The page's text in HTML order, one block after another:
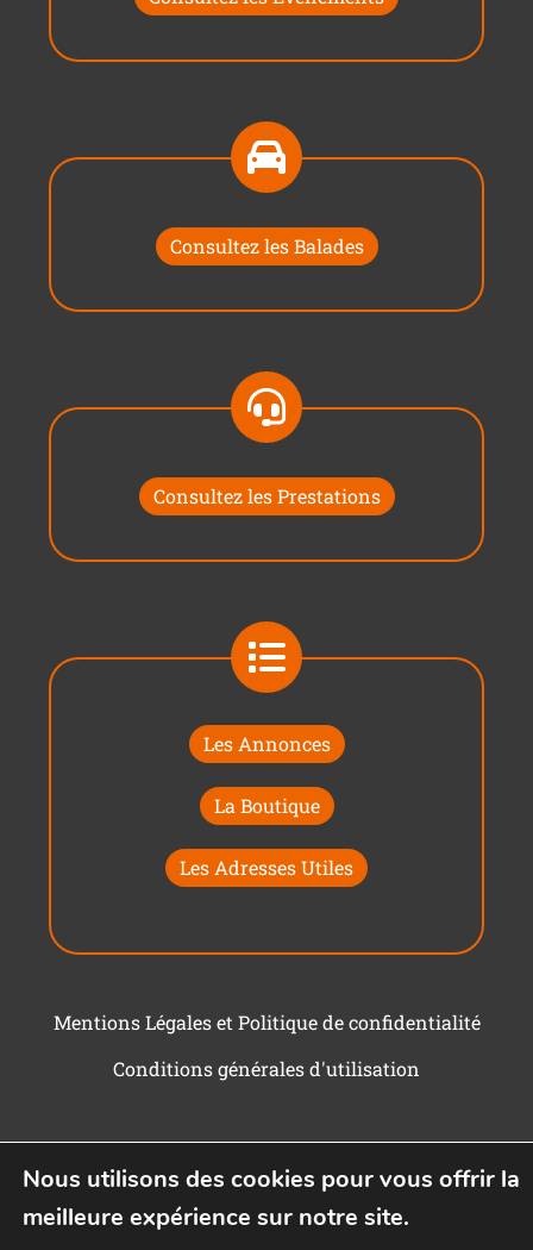
Consultez les Balades
Consultez les Prestations
Les Annonces
La Boutique
Les Adresses Utiles
Mentions Légales et Politique de confidentialité
Conditions générales d'utilisation
Nous utilisons des cookies pour vous offrir la
meilleure expérience sur notre site.